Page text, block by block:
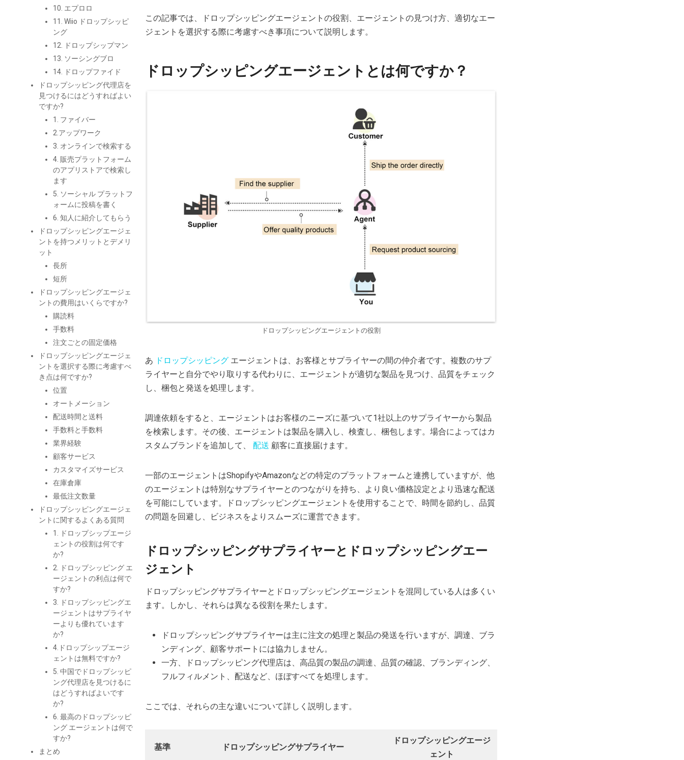
10. エプロロ
11. Wiio ドロップシッピ
ング
12. ドロップシップマン
13. ソーシングブロ
14. ドロップファイド
ドロップシッピング代理店を
見つけるにはどうすればよい
ですか?
1. ファイバー
2.アップワーク
3. オンラインで検索する
4. 販売プラットフォーム
のアプリストアで検索し
ます
5. ソーシャル プラットフ
ォームに投稿を書く
6. 知人に紹介してもらう
ドロップシッピングエージェ
ントを持つメリットとデメリ
ット
長所
短所
ドロップシッピングエージェ
ントの費用はいくらですか?
購読料
手数料
注文ごとの固定価格
ドロップシッピングエージェ
ントを選択する際に考慮すべ
き点は何ですか?
位置
オートメーション
配送時間と送料
手数料と手数料
業界経験
顧客サービス
カスタマイズサービス
在庫倉庫
最低注文数量
ドロップシッピングエージェ
ントに関するよくある質問
1. ドロップシップエージ
ェントの役割は何です
か?
2. ドロップシッピング エ
ージェントの利点は何で
すか?
3. ドロップシッピングエ
ージェントはサプライヤ
ーよりも優れています
か?
4.ドロップシップエージ
ェントは無料ですか?
5. 中国でドロップシッピ
ング代理店を見つけるに
はどうすればよいです
か?
6. 最高のドロップシッピ
ング エージェントは何で
すか?
まとめ
この記事では、ドロップシッピングエージェントの役割、エージェントの見つけ方、適切なエー
ジェントを選択する際に考慮すべき事項について説明します。
ドロップシッピングエージェントとは何ですか？
ドロップシッピングエージェントの役割
あ ドロップシッピングエージェントは、お客様とサプライヤーの間の仲介者です。複数のサプ
ライヤーと自分でやり取りする代わりに、エージェントが適切な製品を見つけ、品質をチェック
し、梱包と発送を処理します。
調達依頼をすると、エージェントはお客様のニーズに基づいて1社以上のサプライヤーから製品
を検索します。その後、エージェントは製品を購入し、検査し、梱包します。場合によってはカ
スタムブランドを追加して、 配送 顧客に直接届けます。
一部のエージェントはShopifyやAmazonなどの特定のプラットフォームと連携していますが、他
のエージェントは特別なサプライヤーとのつながりを持ち、より良い価格設定とより迅速な配送
を可能にしています。ドロップシッピングエージェントを使用することで、時間を節約し、品質
の問題を回避し、ビジネスをよりスムーズに運営できます。
ドロップシッピングサプライヤーとドロップシッピングエー
ジェント
ドロップシッピングサプライヤーとドロップシッピングエージェントを混同している人は多くい
ます。しかし、それらは異なる役割を果たします。
ドロップシッピングサプライヤーは主に注文の処理と製品の発送を行いますが、調達、ブラ
ンディング、顧客サポートには協力しません。
一方、ドロップシッピング代理店は、高品質の製品の調達、品質の確認、ブランディング、
フルフィルメント、配送など、ほぼすべてを処理します。
ここでは、それらの主な違いについて詳しく説明します。
基準 ドロップシッピングサプライヤー
ドロップシッピングエージ
ェント